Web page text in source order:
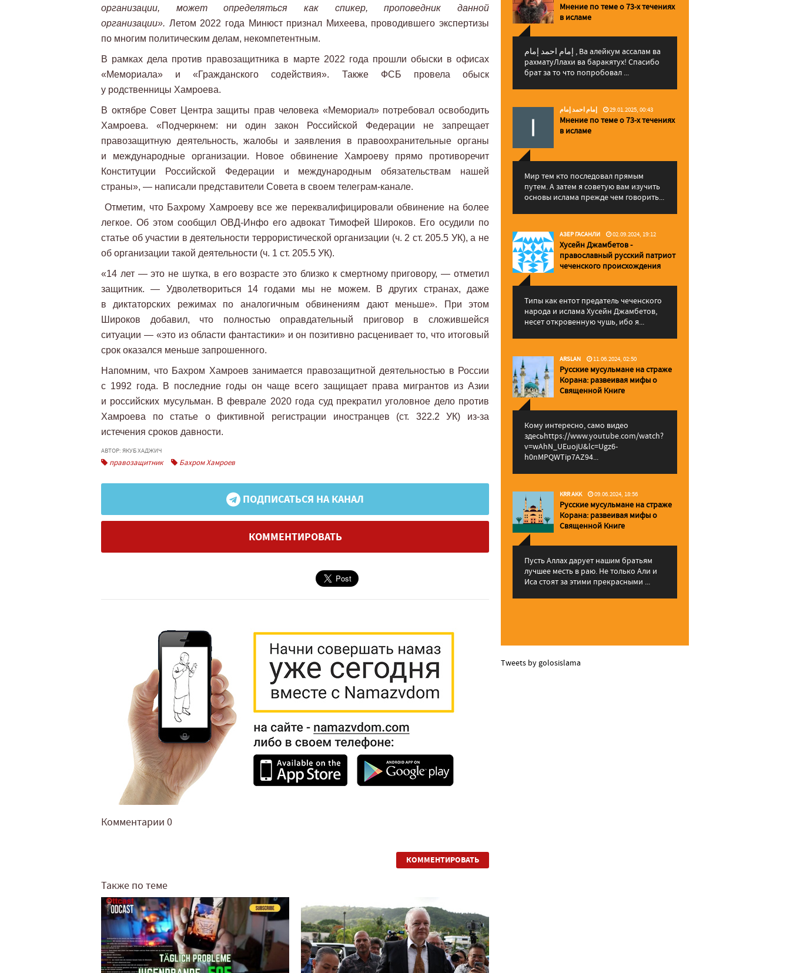
организации, может определяться как спикер, проповедник данной
организации». Летом 2022 года Минюст признал Михеева, проводившего экспертизы
по многим политическим делам, некомпетентным.
В рамках дела против правозащитника в марте 2022 года прошли обыски в офисах
«Мемориала» и «Гражданского содействия». Также ФСБ провела обыск
у родственницы Хамроева.
В октябре Совет Центра защиты прав человека «Мемориал» потребовал освободить
Хамроева. «Подчеркнем: ни один закон Российской Федерации не запрещает
правозащитную деятельность, жалобы и заявления в правоохранительные органы
и международные организации. Новое обвинение Хамроеву прямо противоречит
Конституции Российской Федерации и международным обязательствам нашей
страны», — написали представители Совета в своем телеграм-канале.
Отметим, что Бахрому Хамроеву все же переквалифицировали обвинение на более
легкое. Об этом сообщил ОВД-Инфо его адвокат Тимофей Широков. Его осудили по
статье об участии в деятельности террористической организации (ч. 2 ст. 205.5 УК), а не
об организации такой деятельности (ч. 1 ст. 205.5 УК).
«14 лет — это не шутка, в его возрасте это близко к смертному приговору, — отметил
защитник. — Удволетвориться 14 годами мы не можем. В других странах, даже
в диктаторских режимах по аналогичным обвинениям дают меньше». При этом
Широков добавил, что полностью оправдательный приговор в сложившейся
ситуации — «это из области фантастики» и он позитивно расценивает то, что итоговый
срок оказался меньше запрошенного.
Напомним, что Бахром Хамроев занимается правозащитной деятельностью в России
с 1992 года. В последние годы он чаще всего защищает права мигрантов из Азии
и российских мусульман. В феврале 2020 года суд прекратил уголовное дело против
Хамроева по статье о фиктивной регистрации иностранцев (ст. 322.2 УК) из-за
истечения сроков давности.
АВТОР: ЯКУБ ХАДЖИЧ
правозащитник Бахром Хамроев
ПОДПИСАТЬСЯ НА КАНАЛ
КОММЕНТИРОВАТЬ
Комментарии 0
КОММЕНТИРОВАТЬ
Также по теме
Мнение по теме о 73-х течениях
в исламе
إمام احمد إمام , Ва алейкум ассалам ва
рахматуЛлахи ва баракятух! Спасибо
брат за то что попробовал ...
إمام احمد إمام 29.01.2025, 00:43
Мнение по теме о 73-х течениях
в исламе
Мир тем кто последовал прямым
путем. А затем я советую вам изучить
основы ислама прежде чем говорить...
АЗЕР ГАСАНЛИ 02.09.2024, 19:12
Хусейн Джамбетов -
православный русский патриот
чеченского происхождения
Типы как ентот предатель чеченского
народа и ислама Хусейн Джамбетов,
несет откровенную чушь, ибо я...
ARSLAN 11.06.2024, 02:50
Русские мусульмане на страже
Корана: pазвеивая мифы о
Священной Книге
Кому интересно, само видео
здесьhttps://www.youtube.com/watch?
v=wAhN_UEuojU&lc=Ugz6-
h0nMPQWTip7AZ94...
KRR AKK 09.06.2024, 18:56
Русские мусульмане на страже
Корана: pазвеивая мифы о
Священной Книге
Пусть Аллах дарует нашим братьям
лучшее месть в раю. Не только Али и
Иса стоят за этими прекрасными ...
Tweets by golosislama